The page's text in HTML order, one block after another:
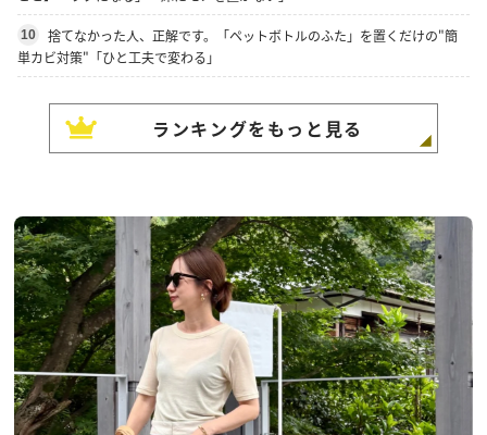
10
捨てなかった人、正解です。「ペットボトルのふた」を置くだけの"簡
単カビ対策"「ひと工夫で変わる」
ランキングをもっと見る